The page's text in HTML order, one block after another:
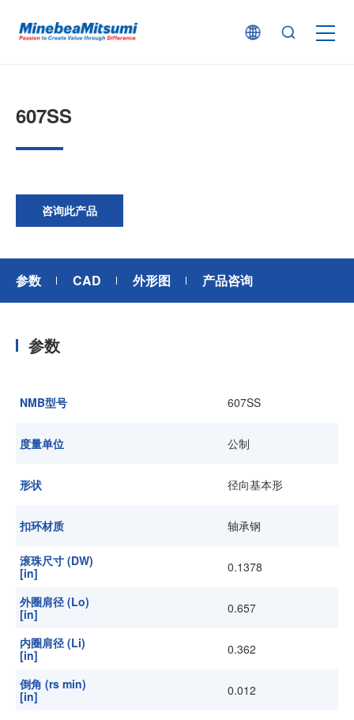
新闻
企业信息
加入我们
607SS
咨询此产品
参数 CAD 外形图 产品咨询
参数
NMB型号 607SS
度量单位 公制
形状 径向基本形
扣环材质 轴承钢
滚珠尺寸 (DW)
[in]
0.1378
外圈肩径 (Lo)
[in]
0.657
内圈肩径 (Li)
[in]
0.362
倒角 (rs min)
[in]
0.012